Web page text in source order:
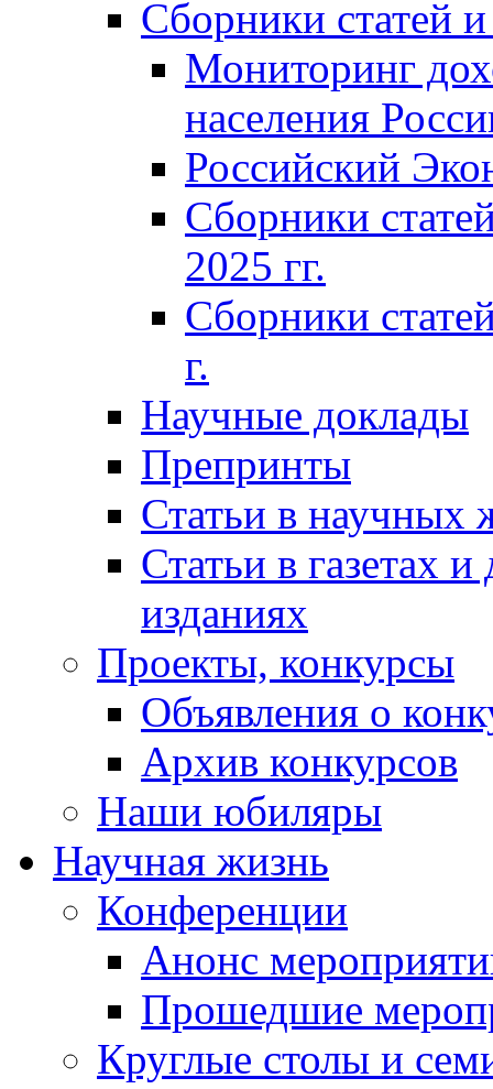
Сборники статей
Мониторинг
населения
Российский
Сборники
2025 гг.
Сборники
г.
Научные доклады
Препринты
Статьи в научных
Статьи в газетах
изданиях
Проекты, конкурсы
Объявления о
Архив конкурсов
Наши юбиляры
Научная жизнь
Конференции
Анонс
Прошедшие
Круглые столы и